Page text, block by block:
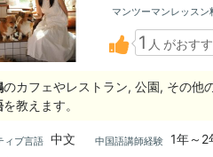
マンツーマンレッスン
1 人 がおす
のカフェやレストラン, 公園, その他
を教えます。
ィブ言語 中文 中国語講師経験 1年～2